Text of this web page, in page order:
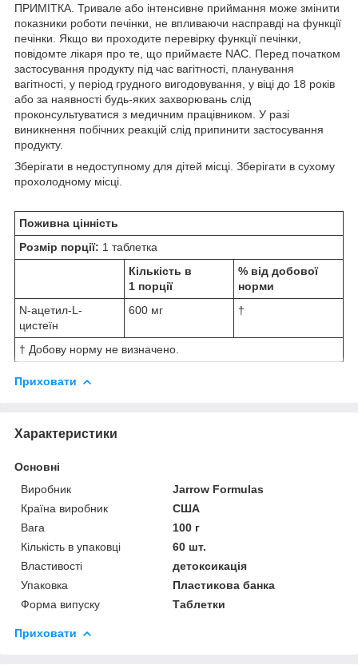
ПРИМІТКА. Тривале або інтенсивне приймання може змінити
показники роботи печінки, не впливаючи насправді на функції
печінки. Якщо ви проходите перевірку функції печінки,
повідомте лікаря про те, що приймаєте NAC. Перед початком
застосування продукту під час вагітності, планування
вагітності, у період грудного вигодовування, у віці до 18 років
або за наявності будь-яких захворювань слід
проконсультуватися з медичним працівником. У разі
виникнення побічних реакцій слід припинити застосування
продукту.
Зберігати в недоступному для дітей місці. Зберігати в сухому
прохолодному місці.
Поживна цінність
Розмір порції: 1 таблетка
Кількість в
1 порції
% від добової
норми
N-ацетил-L-
цистеїн
600 мг †
† Добову норму не визначено.
Приховати
Характеристики
Основні
Виробник
Jarrow Formulas
Країна виробник
США
Вага
100 г
Кількість в упаковці
60 шт.
Властивості
детоксикація
Упаковка
Пластикова банка
Форма випуску
Таблетки
Приховати